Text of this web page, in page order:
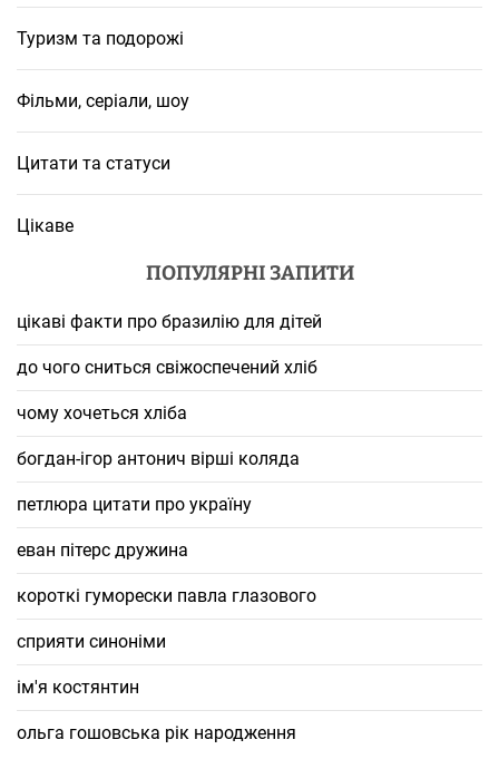
Туризм та подорожі
Фільми, серіали, шоу
Цитати та статуси
Цікаве
ПОПУЛЯРНІ ЗАПИТИ
цікаві факти про бразилію для дітей
до чого сниться свіжоспечений хліб
чому хочеться хліба
богдан-ігор антонич вірші коляда
петлюра цитати про україну
еван пітерс дружина
короткі гуморески павла глазового
сприяти синоніми
ім'я костянтин
ольга гошовська рік народження